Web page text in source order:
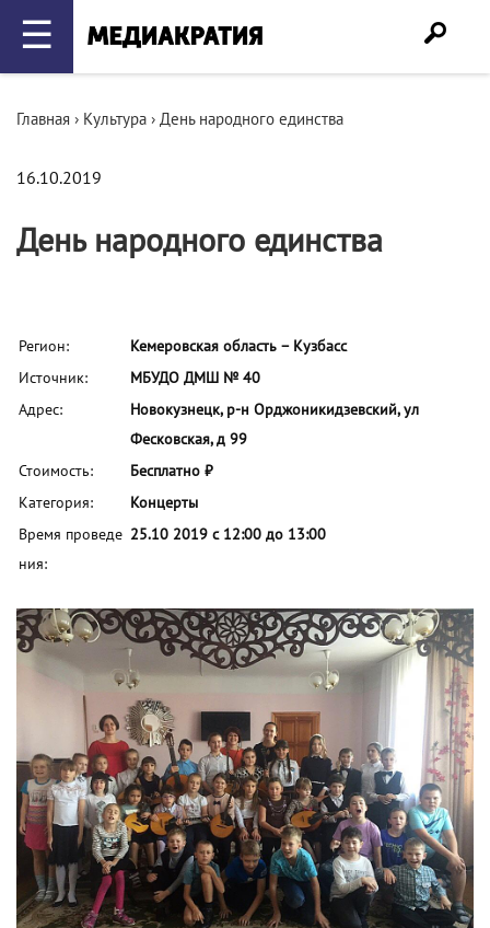
☰
Главная › Культура › День народного единства
16.10.2019
День народного единства
Регион:
Кемеровская область – Кузбасс
Источник:
МБУДО ДМШ № 40
Адрес:
Новокузнецк, р-н Орджоникидзевский, ул
Фесковская, д 99
Стоимость:
Бесплатно ₽
Категория:
Концерты
Время проведе
ния:
25.10 2019 с 12:00 до 13:00